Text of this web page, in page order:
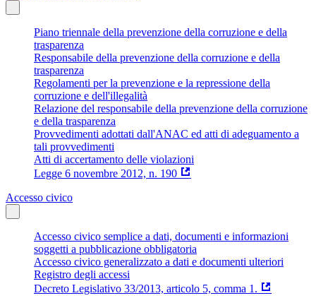
Piano triennale della prevenzione della corruzione e della
trasparenza
Responsabile della prevenzione della corruzione e della
trasparenza
Regolamenti per la prevenzione e la repressione della
corruzione e dell'illegalità
Relazione del responsabile della prevenzione della corruzione
e della trasparenza
Provvedimenti adottati dall'ANAC ed atti di adeguamento a
tali provvedimenti
Atti di accertamento delle violazioni
Legge 6 novembre 2012, n. 190
Accesso civico
Accesso civico semplice a dati, documenti e informazioni
soggetti a pubblicazione obbligatoria
Accesso civico generalizzato a dati e documenti ulteriori
Registro degli accessi
Decreto Legislativo 33/2013, articolo 5, comma 1.